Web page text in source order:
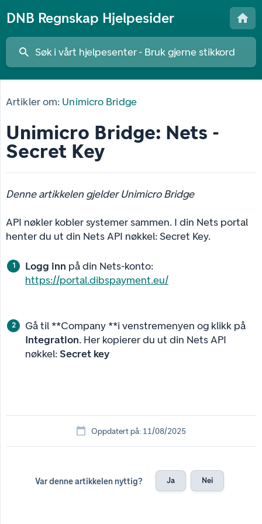
DNB Regnskap Hjelpesider
Artikler om: Unimicro Bridge
Unimicro Bridge: Nets -
Secret Key
Denne artikkelen gjelder Unimicro Bridge
API nøkler kobler systemer sammen. I din Nets portal
henter du ut din Nets API nøkkel: Secret Key.
Logg inn på din Nets-konto:
https://portal.dibspayment.eu/
Gå til **Company **i venstremenyen og klikk på
Integration. Her kopierer du ut din Nets API
nøkkel: Secret key
Oppdatert på: 11/08/2025
Var denne artikkelen nyttig? Ja Nei